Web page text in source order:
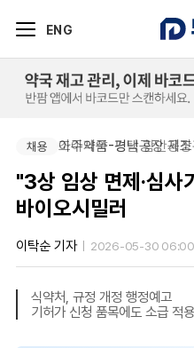
ENG
채용 아주약품-평택공장 제
채용 조아제약-경남 함안공
"3상 임상 면제·심
바이오시밀러
이탁순 기자 2026-05-30
식약처, 규정 개정 행정예고
기허가 신청 품목에도 소급 적용